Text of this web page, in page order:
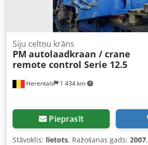
Herentals 1 434 km
Siju celtņu krāns
PM autolaadkraan / crane
remote control Serie 12.5
Pieprasīt
Stāvoklis: lietots, Ražošanas gads: 2007,